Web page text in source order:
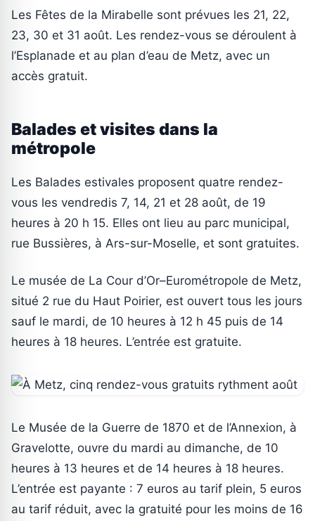
Les Fêtes de la Mirabelle sont prévues les 21, 22,
23, 30 et 31 août. Les rendez-vous se déroulent à
l’Esplanade et au plan d’eau de Metz, avec un
accès gratuit.
Balades et visites dans la
métropole
Les Balades estivales proposent quatre rendez-
vous les vendredis 7, 14, 21 et 28 août, de 19
heures à 20 h 15. Elles ont lieu au parc municipal,
rue Bussières, à Ars-sur-Moselle, et sont gratuites.
Le musée de La Cour d’Or–Eurométropole de Metz,
situé 2 rue du Haut Poirier, est ouvert tous les jours
sauf le mardi, de 10 heures à 12 h 45 puis de 14
heures à 18 heures. L’entrée est gratuite.
Le Musée de la Guerre de 1870 et de l’Annexion, à
Gravelotte, ouvre du mardi au dimanche, de 10
heures à 13 heures et de 14 heures à 18 heures.
L’entrée est payante : 7 euros au tarif plein, 5 euros
au tarif réduit, avec la gratuité pour les moins de 16